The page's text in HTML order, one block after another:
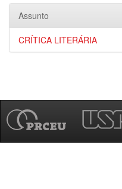
Assunto
CRÍTICA LITERÁRIA